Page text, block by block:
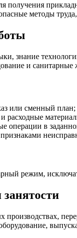
получения
методы
знание
и
или сменный план;
расходные
операции в
режим,
занятости